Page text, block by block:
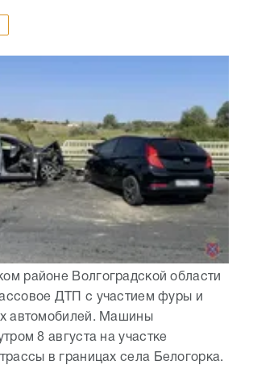
районе Волгоградской области
ДТП с участием фуры и
автомобилей. Машины
8 августа на участке
в границах села Белогорка.